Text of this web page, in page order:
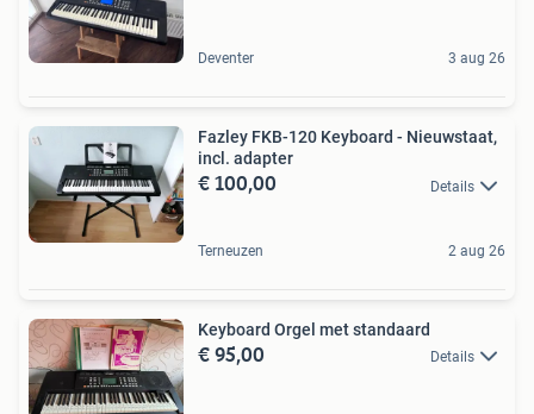
Deventer 3 aug 26
Fazley FKB-120 Keyboard - Nieuwstaat,
incl. adapter
€ 100,00 Details
Terneuzen 2 aug 26
Keyboard Orgel met standaard
€ 95,00 Details